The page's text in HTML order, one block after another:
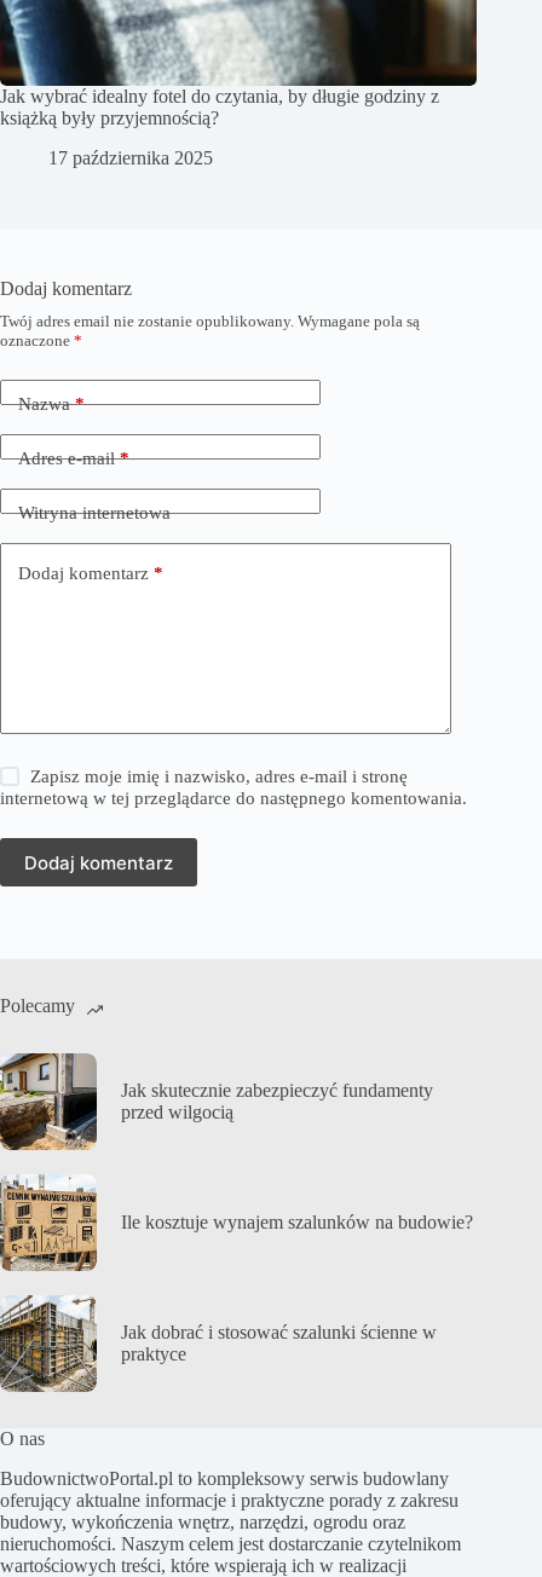
Jak wybrać idealny fotel do czytania, by długie godziny z
książką były przyjemnością?
17 października 2025
Dodaj komentarz
Twój adres email nie zostanie opublikowany. Wymagane pola są
oznaczone *
Nazwa*
Adres e-mail*
Witryna internetowa
Dodaj komentarz *
Zapisz moje imię i nazwisko, adres e-mail i stronę
internetową w tej przeglądarce do następnego komentowania.
Dodaj komentarz
Polecamy
Jak skutecznie zabezpieczyć fundamenty
przed wilgocią
Ile kosztuje wynajem szalunków na budowie?
Jak dobrać i stosować szalunki ścienne w
praktyce
O nas
BudownictwoPortal.pl to kompleksowy serwis budowlany
oferujący aktualne informacje i praktyczne porady z zakresu
budowy, wykończenia wnętrz, narzędzi, ogrodu oraz
nieruchomości. Naszym celem jest dostarczanie czytelnikom
wartościowych treści, które wspierają ich w realizacji